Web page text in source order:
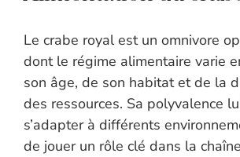
Le crabe royal est un omnivore
dont le régime alimentaire varie
son âge, de son habitat et de la
des ressources. Sa polyvalence
s’adapter à différents
de jouer un rôle clé dans la